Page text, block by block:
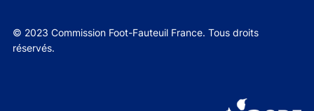
© 2023 Commission Foot-Fauteuil France. Tous droits
réservés.